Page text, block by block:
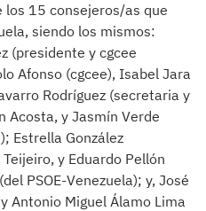
15 consejeros/as que
siendo los mismos:
(presidente y cgcee
Afonso (cgcee), Isabel Jara
Rodríguez (secretaria y
Acosta, y Jasmín Verde
Estrella González
y Eduardo Pellón
PSOE-Venezuela); y, José
Antonio Miguel Álamo Lima